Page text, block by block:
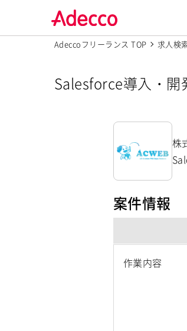
Adeccoフリーランス TOP 求人検
Salesforce導入・開
株
案件情報
作業内容